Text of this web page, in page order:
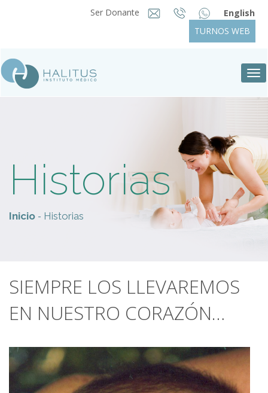
Ser Donante
English
TURNOS WEB
Historias
Inicio - Historias
SIEMPRE LOS LLEVAREMOS
EN NUESTRO CORAZÓN…